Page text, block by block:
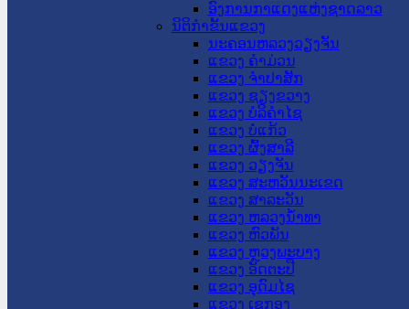
ອົງການກາແດງແຫ່ງຊາດລາວ
ນິຕິກໍາຂັ້ນແຂວງ
ນະ​ຄອນ​ຫລວງວຽງຈັນ
ແຂວງ ຄໍາມ່ວນ
ແຂວງ ຈໍາປາສັກ
ແຂວງ ຊຽງຂວາງ
ແຂວງ ບໍລິຄໍາໄຊ
ແຂວງ ບໍ່ແກ້ວ
ແຂວງ ຜົ້ງສາລີ
ແຂວງ ວຽງຈັນ
ແຂວງ ສະຫວັນນະເຂດ
ແຂວງ ສາລະວັນ
ແຂວງ ຫລວງນໍ້າທາ
ແຂວງ ຫົວພັນ
ແຂວງ ຫຼວງພະບາງ
ແຂວງ ອັດຕະປື
ແຂວງ ອຸດົມໄຊ
ແຂວງ ເຊກອງ